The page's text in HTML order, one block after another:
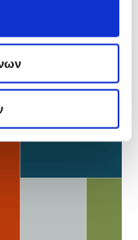
Twitter.